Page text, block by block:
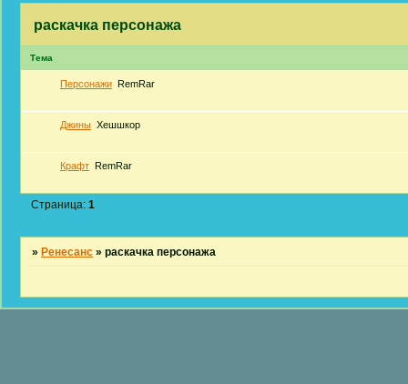
раскачка персонажа
Тема
Персонажи RemRar
Джины Хешшкор
Крафт RemRar
Страница:1
» Ренесанс »раскачка персонажа